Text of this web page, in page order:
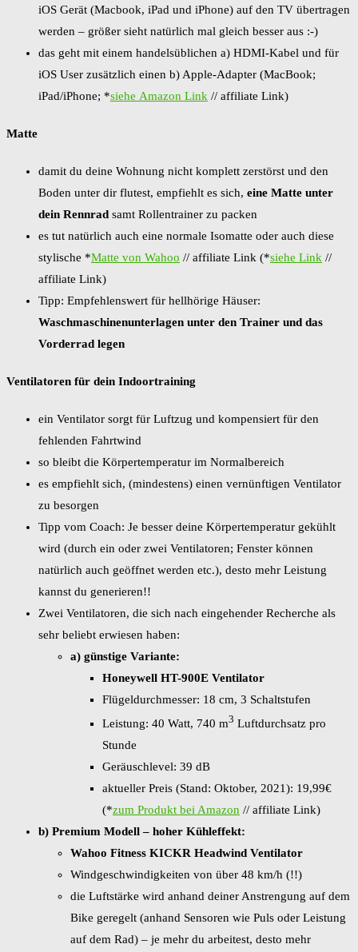
iOS Gerät (Macbook, iPad und iPhone) auf den TV übertragen
werden – größer sieht natürlich mal gleich besser aus :-)
das geht mit einem handelsüblichen a) HDMI-Kabel und für
iOS User zusätzlich einen b) Apple-Adapter (MacBook;
iPad/iPhone; *siehe Amazon Link // affiliate Link)
Matte
damit du deine Wohnung nicht komplett zerstörst und den
Boden unter dir flutest, empfiehlt es sich, eine Matte unter
dein Rennrad samt Rollentrainer zu packen
es tut natürlich auch eine normale Isomatte oder auch diese
stylische *Matte von Wahoo // affiliate Link (*siehe Link //
affiliate Link)
Tipp: Empfehlenswert für hellhörige Häuser:
Waschmaschinenunterlagen unter den Trainer und das
Vorderrad legen
Ventilatoren für dein Indoortraining
ein Ventilator sorgt für Luftzug und kompensiert für den
fehlenden Fahrtwind
so bleibt die Körpertemperatur im Normalbereich
es empfiehlt sich, (mindestens) einen vernünftigen Ventilator
zu besorgen
Tipp vom Coach: Je besser deine Körpertemperatur gekühlt
wird (durch ein oder zwei Ventilatoren; Fenster können
natürlich auch geöffnet werden etc.), desto mehr Leistung
kannst du generieren!!
Zwei Ventilatoren, die sich nach eingehender Recherche als
sehr beliebt erwiesen haben:
a) günstige Variante:
Honeywell HT-900E Ventilator
Flügeldurchmesser: 18 cm, 3 Schaltstufen
Leistung: 40 Watt, 740 m3 Luftdurchsatz pro
Stunde
Geräuschlevel: 39 dB
aktueller Preis (Stand: Oktober, 2021): 19,99€
(*zum Produkt bei Amazon // affiliate Link)
b) Premium Modell – hoher Kühleffekt:
Wahoo Fitness KICKR Headwind Ventilator
Windgeschwindigkeiten von über 48 km/h (!!)
die Luftstärke wird anhand deiner Anstrengung auf dem
Bike geregelt (anhand Sensoren wie Puls oder Leistung
auf dem Rad) – je mehr du arbeitest, desto mehr